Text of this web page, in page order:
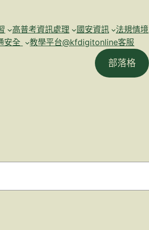
高普考資訊處理 國安資訊 法規情境
安全 教學平台@kfdigitonline客服
部落格